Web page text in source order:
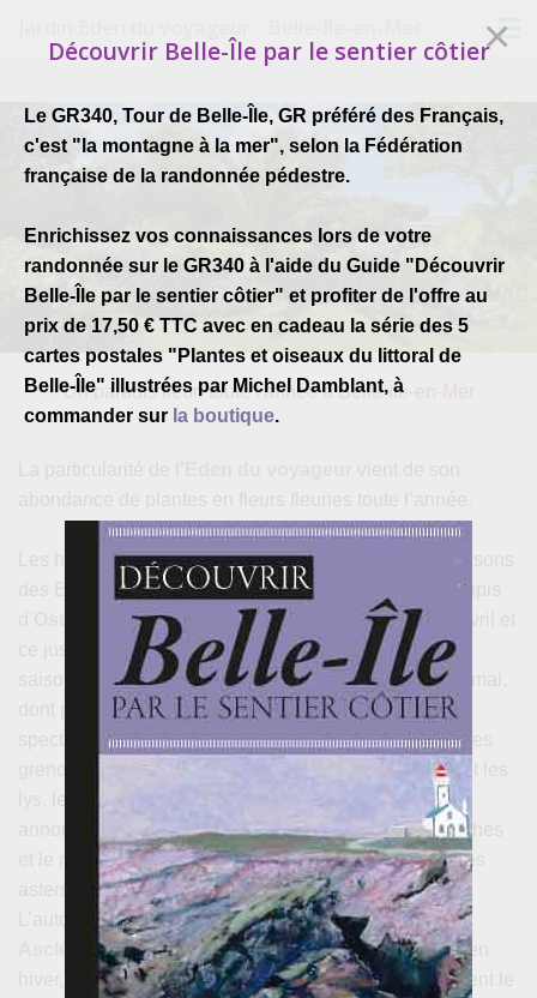
Boutique
Conférences
Blog
Un paradis fleuri toute l'année à Belle-Île-en-Mer
Les hivers doux favorisent dès le mois d'avril les floraisons
des Echiums des Canaries et de Madère. Les longs tapis
Osteospermum du Cap colorent les bordures en avril et
ce jusqu’en juillet. Bien entendu, le printemps reste la
saison la plus fleurie, en particulier avec les roses en mai,
dont plusieursRosa chinensis mutabilistout à fait
spectaculaires. Les nénuphars décorent la mare que les
grenouilles animent de leur concert. En juin fleurissent les
lys, les cistes et les véroniques. Puis le mois de juillet
annonce l’arrivée des fleurs d’hortensias et d’agapanthes
et le mois d'août, l’entrée en scène des amaryllis et des
asters, ainsi que du surprenant Leonotis leonurus.
L’automne est également riche en floraison avec les
Asclépias, les tagètes arbustifs et les sauges. Enfin, en
hiver, les fleurs de nombreusesProteadu Cap prennent le
Découvrir Belle-Île par le sentier côtier
Le GR340, Tour de Belle-Île, GR préféré des Français,
c'est "la montagne à la mer", selon la Fédération
française de la randonnée pédestre.
Enrichissez vos connaissances lors de votre
randonnée sur le GR340 à l'aide du Guide "Découvrir
Belle-Île par le sentier côtier" et profiter de l'offre au
prix de 17,50 € TTC avec en cadeau la série des 5
cartes postales "Plantes et oiseaux du littoral de
Belle-Île" illustrées par Michel Damblant, à
commander sur la boutique.
×